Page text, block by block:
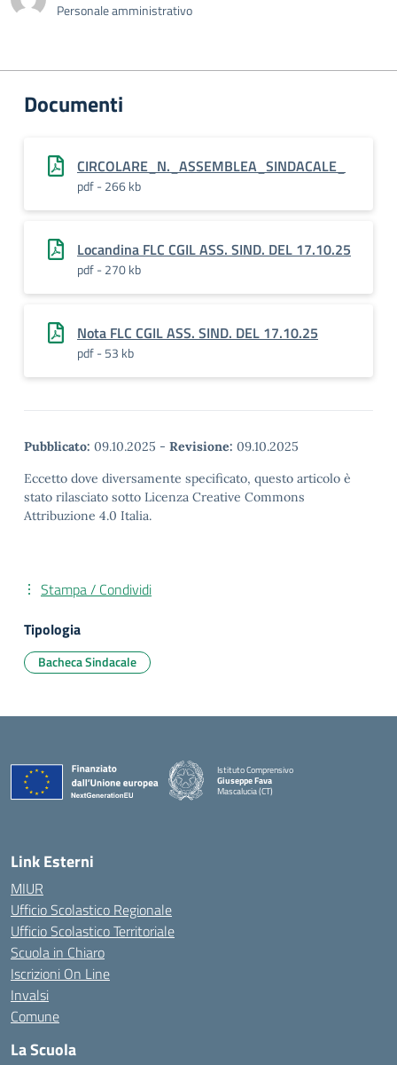
Personale amministrativo
Documenti
CIRCOLARE_N._ASSEMBLEA_SINDACALE_
pdf - 266 kb
Locandina FLC CGIL ASS. SIND. DEL 17.10.25
pdf - 270 kb
Nota FLC CGIL ASS. SIND. DEL 17.10.25
pdf - 53 kb
Pubblicato: 09.10.2025 - Revisione: 09.10.2025
Eccetto dove diversamente specificato, questo articolo è
stato rilasciato sotto Licenza Creative Commons
Attribuzione 4.0 Italia.
Stampa / Condividi
Tipologia
Bacheca Sindacale
Istituto Comprensivo
Giuseppe Fava
Mascalucia (CT)
Link Esterni
MIUR
Ufficio Scolastico Regionale
Ufficio Scolastico Territoriale
Scuola in Chiaro
Iscrizioni On Line
Invalsi
Comune
La Scuola